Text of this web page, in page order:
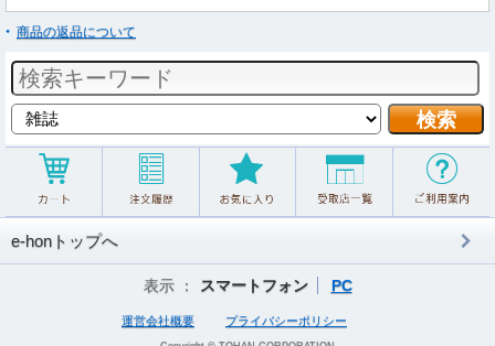
商品の返品について
e-honトップへ
表示 ： スマートフォン PC
運営会社概要 プライバシーポリシー